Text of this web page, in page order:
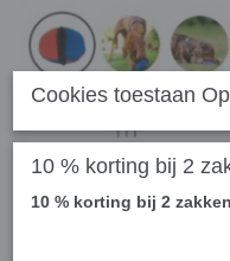
Cookies toestaan
10 % korting bij 2
10 % korting bij 2